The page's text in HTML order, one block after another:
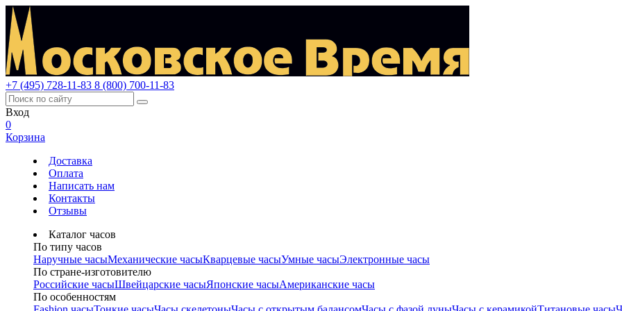
+7 (495) 728-11-83 8 (800) 700-11-83
Вход
0
Корзина
Доставка
Оплата
Написать нам
Контакты
Отзывы
Каталог часов
По типу часов
Наручные часыМеханические часыКварцевые часыУмные часыЭлектронные часы
По стране-изготовителю
Российские часыШвейцарские часыЯпонские часыАмериканские часы
По особенностям